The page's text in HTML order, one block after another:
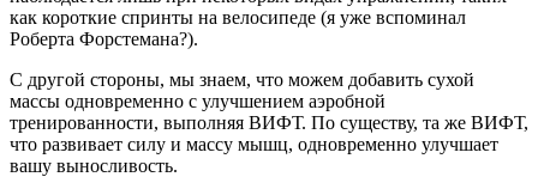
как короткие спринты на велосипеде (я уже вспоминал
Роберта Форстемана?).
С другой стороны, мы знаем, что можем добавить сухой
массы одновременно с улучшением аэробной
тренированности, выполняя ВИФТ. По существу, та же ВИФТ,
что развивает силу и массу мышц, одновременно улучшает
вашу выносливость.